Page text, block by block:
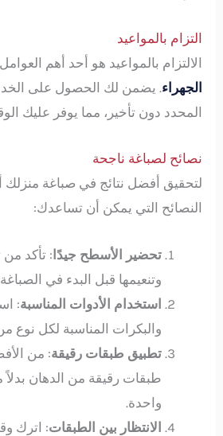
التزام بالمواعيد
الالتزام بالمواعيد هو أحد أهم
الجهراء. يضمن لك الحصول على
المحدد دون تأخير، مما يوفر عليك
نصائح لصباغة ناجحة
لتحقيق أفضل نتائج في صباغة منزلك
النصائح التي يمكن أن تساعدك:
تحضير الأسطح جيدًا: تأكد
وتنعيمها قبل البدء في
استخدام الأدوات المناسبة:
والبكرات المناسبة لكل نوع
تطبيق طبقات رقيقة: من
طبقات رقيقة من الدهان
واحدة.
الانتظار بين الطبقات: اترك